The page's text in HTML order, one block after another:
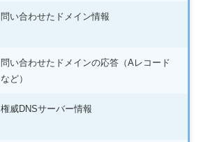
問い合わせたドメイン情報
問い合わせたドメインの応答（Aレコード
など）
権威DNSサーバー情報